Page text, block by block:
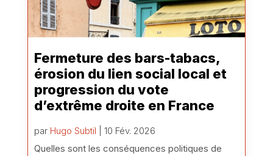
Fermeture des bars-tabacs,
érosion du lien social local et
progression du vote
d’extrême droite en France
par Hugo Subtil | 10 Fév. 2026
Quelles sont les conséquences politiques de